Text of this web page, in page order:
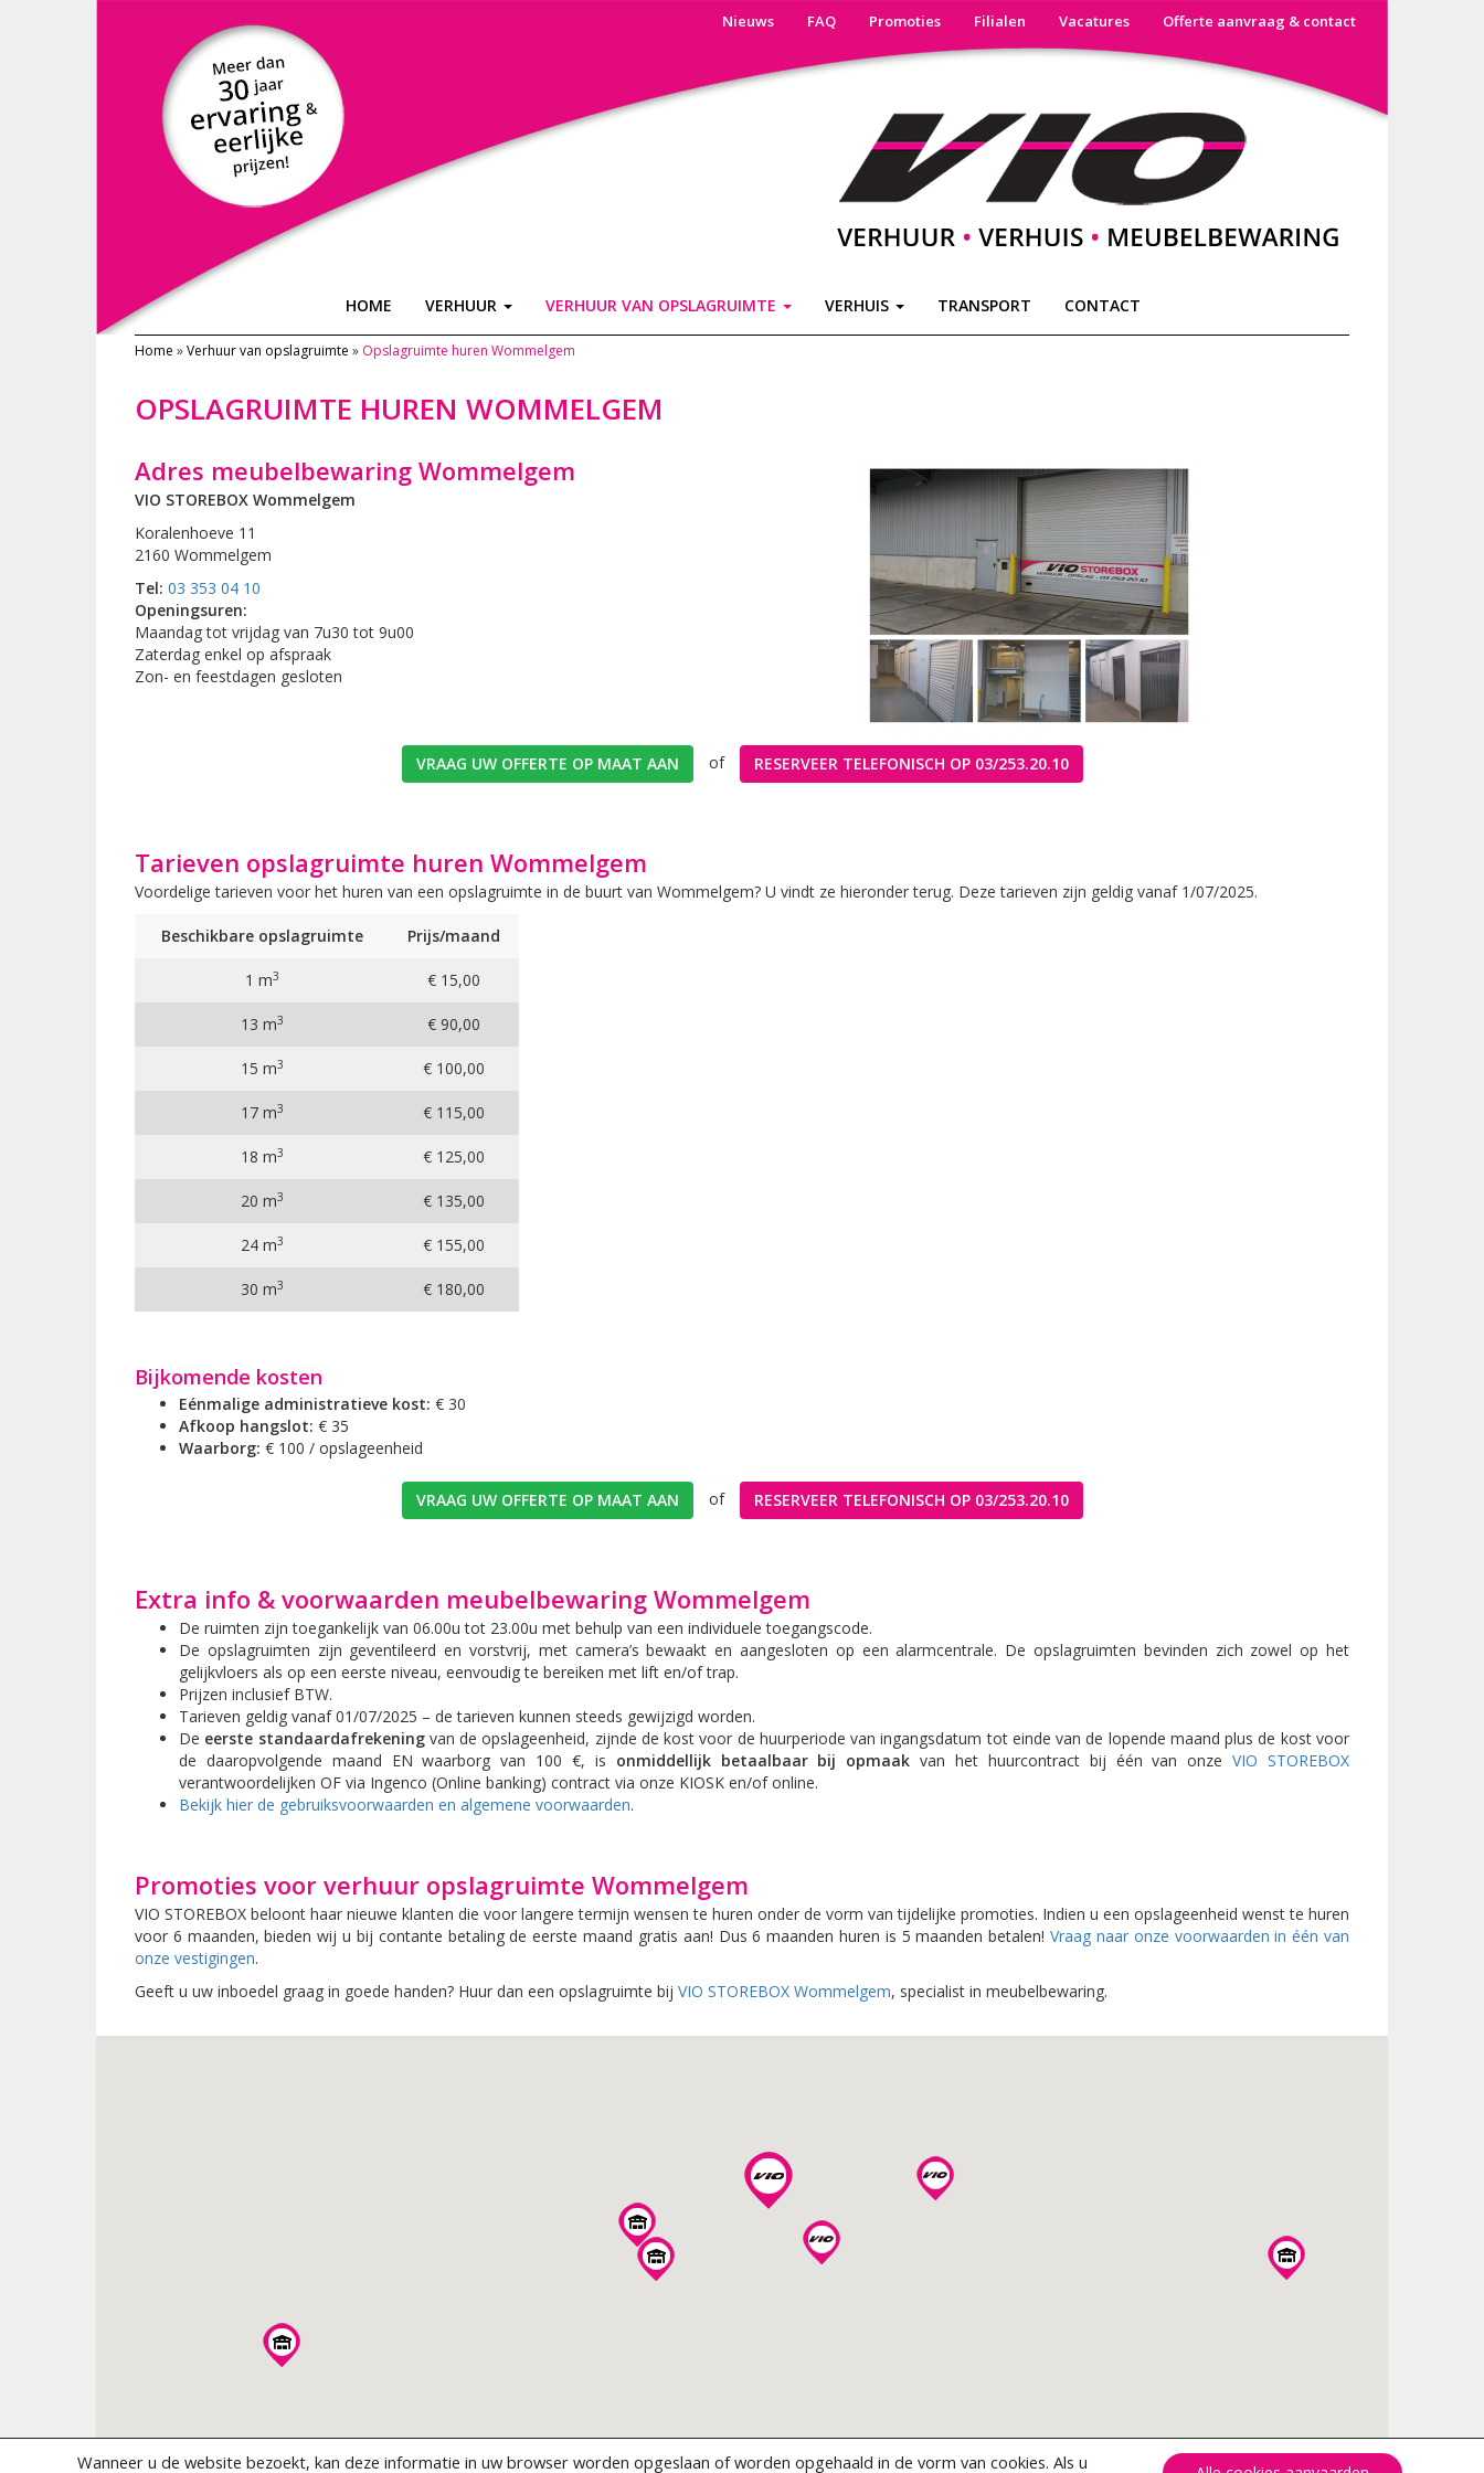
Nieuws FAQ Promoties Filialen Vacatures Offerte aanvraag & contact
HOME VERHUUR VERHUUR VAN OPSLAGRUIMTE VERHUIS TRANSPORT CONTACT
Home »Verhuur van opslagruimte » Opslagruimte huren Wommelgem
OPSLAGRUIMTE HUREN WOMMELGEM
Adres meubelbewaring Wommelgem
VIO STOREBOX Wommelgem
Koralenhoeve 11
2160 Wommelgem
Tel: 03 353 04 10
Openingsuren:
Maandag tot vrijdag van 7u30 tot 9u00
Zaterdag enkel op afspraak
Zon- en feestdagen gesloten
VRAAG UW OFFERTE OP MAAT AAN of RESERVEER TELEFONISCH OP 03/253.20.10
Tarieven opslagruimte huren Wommelgem
Voordelige tarieven voor het huren van een opslagruimte in de buurt van Wommelgem? U vindt ze hieronder terug. Deze tarieven zijn geldig vanaf 1/07/2025.
Beschikbare opslagruimte Prijs/maand
1 m3 € 15,00
13 m3 € 90,00
15 m3 € 100,00
17 m3 € 115,00
18 m3 € 125,00
20 m3 € 135,00
24 m3 € 155,00
30 m3 € 180,00
Bijkomende kosten
Eénmalige administratieve kost: € 30
Afkoop hangslot: € 35
Waarborg: € 100 / opslageenheid
VRAAG UW OFFERTE OP MAAT AAN of RESERVEER TELEFONISCH OP 03/253.20.10
Extra info & voorwaarden meubelbewaring Wommelgem
De ruimten zijn toegankelijk van 06.00u tot 23.00u met behulp van een individuele toegangscode.
De opslagruimten zijn geventileerd en vorstvrij, met camera’s bewaakt en aangesloten op een alarmcentrale. De opslagruimten bevinden zich zowel op het
gelijkvloers als op een eerste niveau, eenvoudig te bereiken met lift en/of trap.
Prijzen inclusief BTW.
Tarieven geldig vanaf 01/07/2025 – de tarieven kunnen steeds gewijzigd worden.
De eerste standaardafrekeningvan de opslageenheid, zijnde de kost voor de huurperiode van ingangsdatum tot einde van de lopende maand plus de kost voor
de daaropvolgende maand EN waarborg van 100 €, is onmiddellijk betaalbaar bij opmaak van het huurcontract bij één van onzeVIO STOREBOX
verantwoordelijken OF via Ingenco (Online banking) contract via onze KIOSK en/of online.
Bekijk hier de gebruiksvoorwaarden en algemene voorwaarden.
Promoties voor verhuur opslagruimte Wommelgem
VIO STOREBOX beloont haar nieuwe klanten die voor langere termijn wensen te huren onder de vorm van tijdelijke promoties. Indien u een opslageenheid wenst te huren
voor 6 maanden, bieden wij u bij contante betaling de eerste maand gratis aan! Dus 6 maanden huren is 5 maanden betalen!Vraag naar onze voorwaarden in één van
onze vestigingen.
Geeft u uw inboedel graag in goede handen? Huur dan een opslagruimte bij VIO STOREBOX Wommelgem, specialist in meubelbewaring.
Wanneer u de website bezoekt, kan deze informatie in uw browser worden opgeslaan of worden opgehaald in de vorm van cookies. Als u